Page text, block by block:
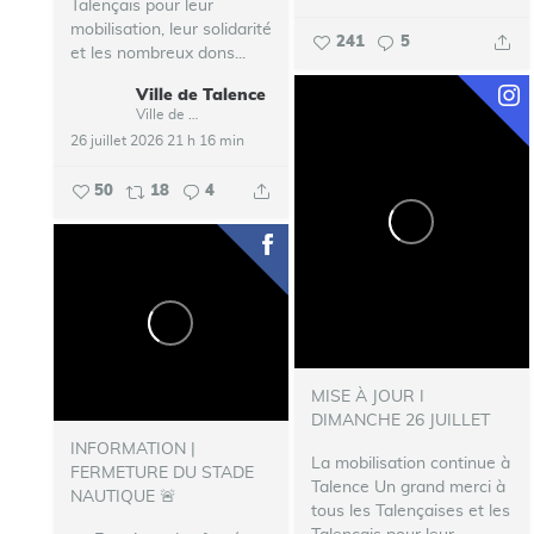
241 5
Talençais pour leur
mobilisation, leur solidarité
et les nombreux dons...
Ville de Talence
26 juillet 2026 21 h 16 min
50 18 4
MISE À JOUR I
DIMANCHE 26 JUILLET
La mobilisation continue à
Talence Un grand merci à
tous les Talençaises et les
INFORMATION |
FERMETURE DU STADE
NAUTIQUE 🚨